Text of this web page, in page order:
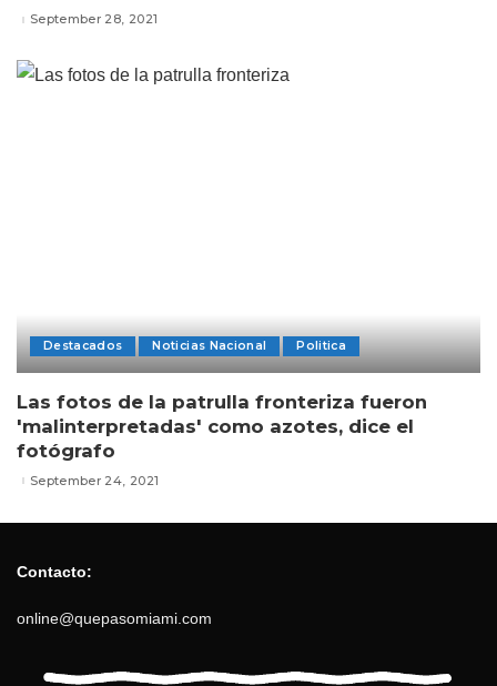
September 28, 2021
Destacados Noticias Nacional Politica
Las fotos de la patrulla fronteriza fueron
'malinterpretadas' como azotes, dice el
fotógrafo
September 24, 2021
Contacto:
online@quepasomiami.com